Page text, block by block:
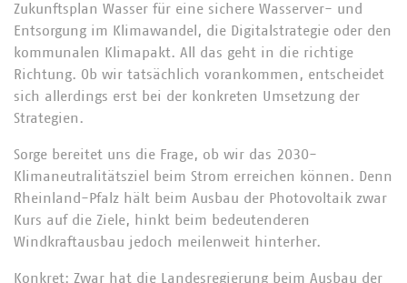
Zukunftsplan Wasser für eine sichere Wasserver- und
Entsorgung im Klimawandel, die Digitalstrategie oder den
kommunalen Klimapakt. All das geht in die richtige
Richtung. Ob wir tatsächlich vorankommen, entscheidet
sich allerdings erst bei der konkreten Umsetzung der
Strategien.
Sorge bereitet uns die Frage, ob wir das 2030-
Klimaneutralitätsziel beim Strom erreichen können. Denn
Rheinland-Pfalz hält beim Ausbau der Photovoltaik zwar
Kurs auf die Ziele, hinkt beim bedeutenderen
Windkraftausbau jedoch meilenweit hinterher.
Konkret: Zwar hat die Landesregierung beim Ausbau der